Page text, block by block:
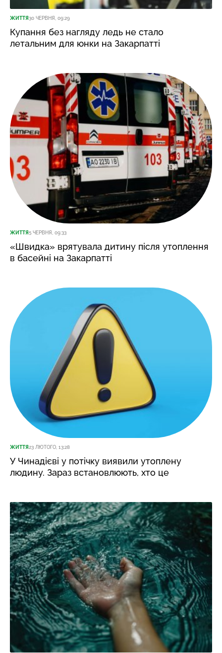
ЖИТТЯ30 ЧЕРВНЯ, 09:29
Купання без нагляду ледь не стало
летальним для юнки на Закарпатті
ЖИТТЯ5 ЧЕРВНЯ, 09:33
«Швидка» врятувала дитину після утоплення
в басейні на Закарпатті
ЖИТТЯ23 ЛЮТОГО, 13:28
У Чинадієві у потічку виявили утоплену
людину. Зараз встановлюють, хто це